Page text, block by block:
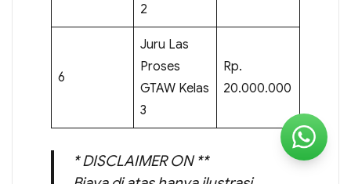
2
6
Juru Las
Proses
GTAW Kelas
3
Rp.
20.000.000
* DISCLAIMER ON **